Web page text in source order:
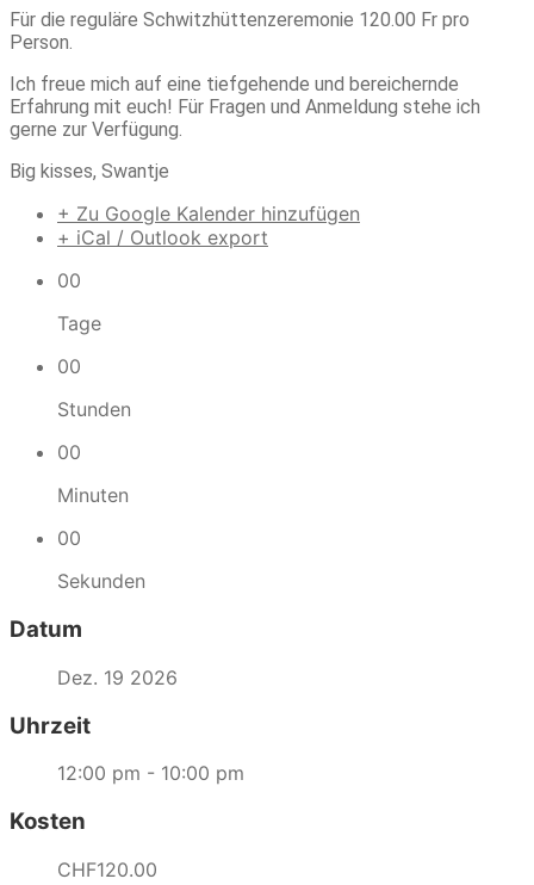
Für die reguläre Schwitzhüttenzeremonie 120.00 Fr pro
Person.
Ich freue mich auf eine tiefgehende und bereichernde
Erfahrung mit euch! Für Fragen und Anmeldung stehe ich
gerne zur Verfügung.
Big kisses, Swantje
+ Zu Google Kalender hinzufügen
+ iCal / Outlook export
00
Tage
00
Stunden
00
Minuten
00
Sekunden
Datum
Dez. 19 2026
Uhrzeit
12:00 pm - 10:00 pm
Kosten
CHF120.00